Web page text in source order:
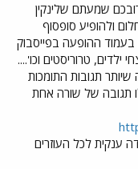
שמעתם שלינקין
ולהופיע סופסוף
ההופעה בפייסבוק
ילדים, טרוריסטים וכו'....
שיותר תגובות התומכות
תגובה של שורה אחת
ענקית לכל העוזרים